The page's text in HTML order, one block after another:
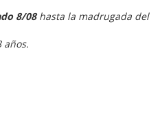
8/08 hasta la madrugada del
años.